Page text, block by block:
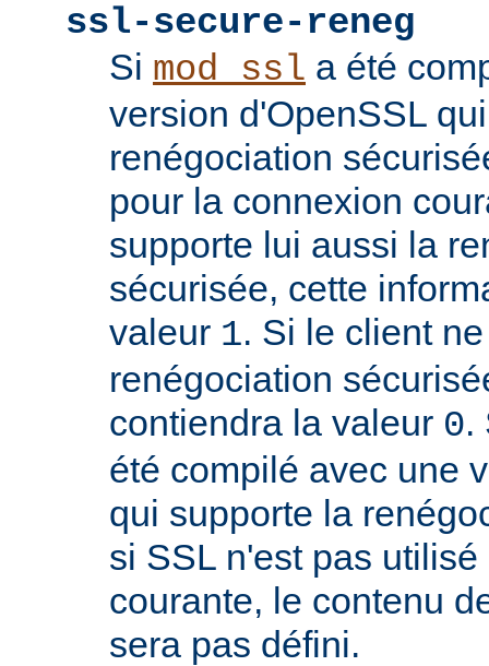
ssl-secure-reneg
Si mod_ssl a été
version d'OpenSSL
renégociation
pour la connexion
supporte lui aussi la
sécurisée, cette
valeur 1. Si le client
renégociation
contiendra la valeur 0.
été compilé avec une
qui supporte la
si SSL n'est pas
courante, le contenu
sera pas défini.